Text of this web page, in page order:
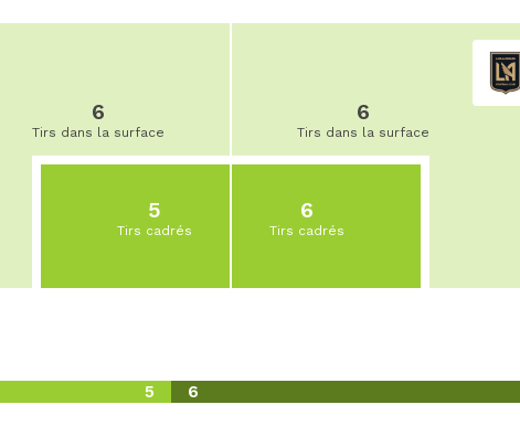
6
Tirs dans la surface
5
Tirs cadrés
6
Tirs dans la surface
6
Tirs cadrés
5 6